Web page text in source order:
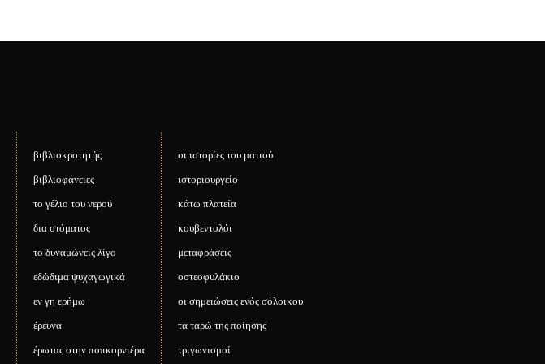
βιβλιοκροτητής
βιβλιοφάνειες
το γέλιο του νερού
δια στόματος
το δυναμώνεις λίγο
εδώδιμα ψυχαγωγικά
εν γη ερήμω
έρευνα
έρωτας στην ποπκορνιέρα
οι ιστορίες του ματιού
ιστοριουργείο
κάτω πλατεία
κουβεντολόι
μεταφράσεις
οστεοφυλάκιο
οι σημειώσεις ενός σόλοικου
τα ταρώ της ποίησης
τριγωνισμοί